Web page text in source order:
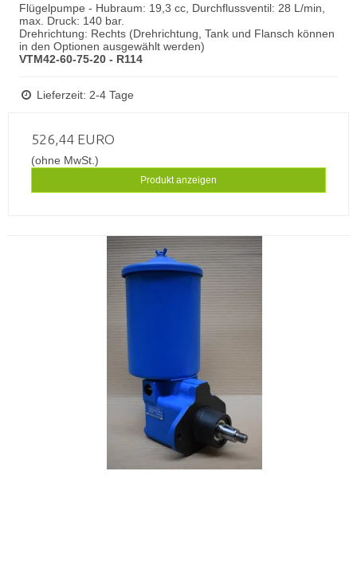
Flügelpumpe - Hubraum: 19,3 cc, Durchflussventil: 28 L/min,
max. Druck: 140 bar.
Drehrichtung: Rechts (Drehrichtung, Tank und Flansch können
in den Optionen ausgewählt werden)
VTM42-60-75-20 - R114
Lieferzeit: 2-4 Tage
526,44 EURO
(ohne MwSt.)
Produkt anzeigen